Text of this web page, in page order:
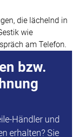
bzw.
Händler und
erhalten? Sie